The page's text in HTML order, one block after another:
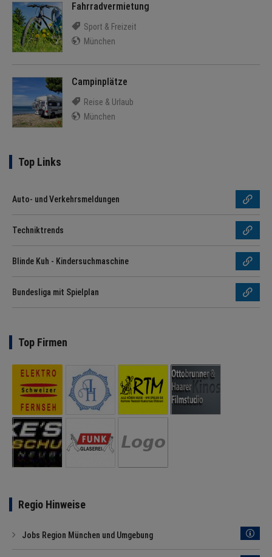
Fahrradvermietung
Sport & Freizeit
München
Campinplätze
Reise & Urlaub
München
Top Links
Auto- und Verkehrsmeldungen
Techniktrends
Blinde Kuh - Kindersuchmaschine
Bundesliga mit Spielplan
Top Firmen
Regio Hinweise
Jobs Region München und Umgebung